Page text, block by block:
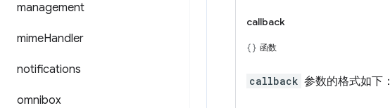
management
mimeHandler
notifications
omnibox
callback
函数
callback 参数的格式如下：